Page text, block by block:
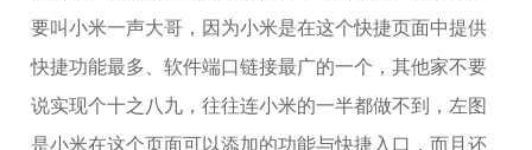
要叫小米一声大哥，因为小米是在这个快捷页面中提供
快捷功能最多、软件端口链接最广的一个，其他家不要
说实现个十之八九，往往连小米的一半都做不到，左图
是小米在这个页面可以添加的功能与快捷入口，而且还